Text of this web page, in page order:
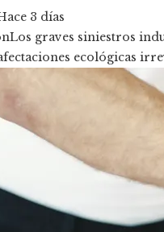
3 días
graves siniestros
ecológicas